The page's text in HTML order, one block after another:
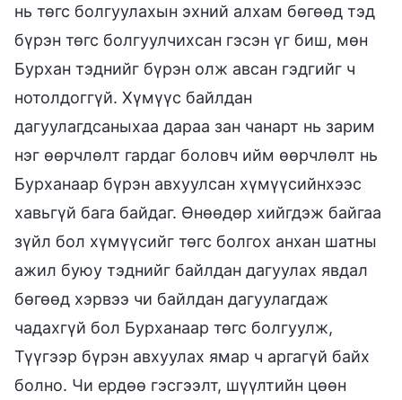
нь төгс болгуулахын эхний алхам бөгөөд тэд
бүрэн төгс болгуулчихсан гэсэн үг биш, мөн
Бурхан тэднийг бүрэн олж авсан гэдгийг ч
нотолдоггүй. Хүмүүс байлдан
дагуулагдсаныхаа дараа зан чанарт нь зарим
нэг өөрчлөлт гардаг боловч ийм өөрчлөлт нь
Бурханаар бүрэн авхуулсан хүмүүсийнхээс
хавьгүй бага байдаг. Өнөөдөр хийгдэж байгаа
зүйл бол хүмүүсийг төгс болгох анхан шатны
ажил буюу тэднийг байлдан дагуулах явдал
бөгөөд хэрвээ чи байлдан дагуулагдаж
чадахгүй бол Бурханаар төгс болгуулж,
Түүгээр бүрэн авхуулах ямар ч аргагүй байх
болно. Чи ердөө гэсгээлт, шүүлтийн цөөн